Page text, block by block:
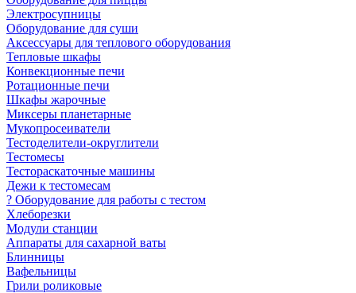
Электросупницы
Оборудование для суши
Аксессуары для теплового оборудования
Тепловые шкафы
Конвекционные печи
Ротационные печи
Шкафы жарочные
Миксеры планетарные
Мукопросеиватели
Тестоделители-округлители
Тестомесы
Тестораскаточные машины
Дежи к тестомесам
? Оборудование для работы с тестом
Хлеборезки
Модули станции
Аппараты для сахарной ваты
Блинницы
Вафельницы
Грили роликовые